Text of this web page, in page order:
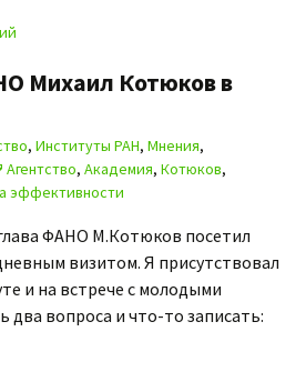
Михаил Котюков в
, Институты РАН, Мнения,
Агентство, Академия, Котюков,
эффективности
ФАНО М.Котюков посетил
визитом. Я присутствовал
и на встрече с молодыми
два вопроса и что-то записать: